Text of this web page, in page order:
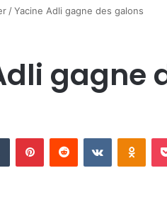
/Yacine Adli gagne des galons
gagne
Tumblr PinterestReddit VKontakte